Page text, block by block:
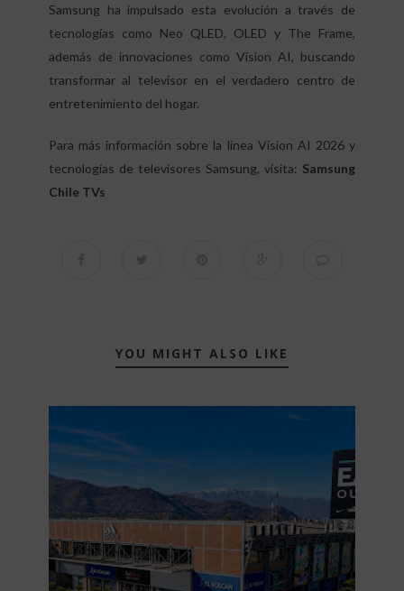
Samsung ha impulsado esta evolución a través de
tecnologías como Neo QLED, OLED y The Frame,
además de innovaciones como Vision AI, buscando
transformar al televisor en el verdadero centro de
entretenimiento del hogar.
Para más información sobre la línea Vision AI 2026 y
tecnologías de televisores Samsung, visita: Samsung
Chile TVs
YOU MIGHT ALSO LIKE